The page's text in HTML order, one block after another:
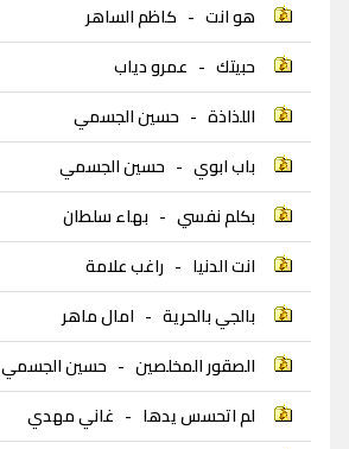
هو انت - كاظم الساهر
حبيتك - عمرو دياب
اللذاذة - حسين الجسمي
باب ابوي - حسين الجسمي
بكلم نفسي - بهاء سلطان
انت الدنيا - راغب علامة
بالجي بالحرية - امال ماهر
الصقور المخلصين - حسين الجسمي
لم اتحسس يدها - غاني مهدي